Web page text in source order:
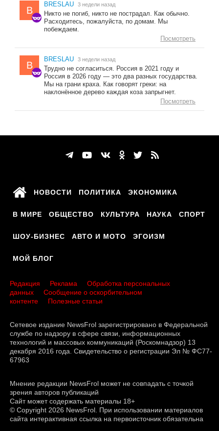
B
BRESLAU 3 недели назад
Никто не погиб, никто не пострадал. Как обычно.
Расходитесь, пожалуйста, по домам. Мы
побеждаем.
Посмотреть
B
BRESLAU 3 недели назад
Трудно не согласиться. Россия в 2021 году и
Россия в 2026 году — это два разных государства.
Мы на грани краха. Как говорят греки: на
наклонённое дерево каждая коза запрыгнет.
Посмотреть
НОВОСТИ ПОЛИТИКА ЭКОНОМИКА
В МИРЕ ОБЩЕСТВО КУЛЬТУРА НАУКА СПОРТ
ШОУ-БИЗНЕС АВТО И МОТО ЭГОИЗМ
МОЙ БЛОГ
Редакция Реклама
Обработка персональных
данных
Сообщение о оскорбительном
контенте
Полезные статьи
Сетевое издание NewsFrol зарегистрировано в Федеральной
службе по надзору в сфере связи, информационных
технологий и массовых коммуникаций (Роскомнадзор) 13
декабря 2016 года. Свидетельство о регистрации Эл № ФС77-
67963
Мнение редакции NewsFrol может не совпадать с точкой
зрения авторов публикаций
Сайт может содержать материалы 18+
© Copyright 2026 NewsFrol. При использовании материалов
сайта интерактивная ссылка на первоисточник обязательна